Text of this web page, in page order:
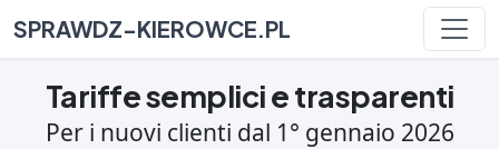
SPRAWDZ-KIEROWCE.PL
Tariffe semplici e trasparenti
Per i nuovi clienti dal 1° gennaio 2026